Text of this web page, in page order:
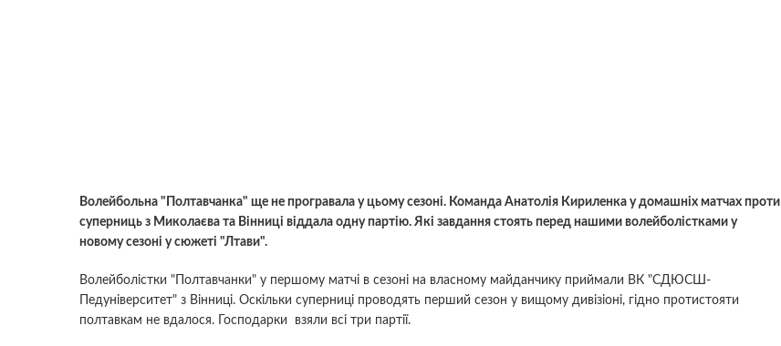
Волейбольна "Полтавчанка" ще не програвала у цьому сезоні. Команда Анатолія Кириленка у домашніх матчах проти
суперниць з Миколаєва та Вінниці віддала одну партію. Які завдання стоять перед нашими волейболістками у
новому сезоні у сюжеті "Лтави".
Волейболістки "Полтавчанки" у першому матчі в сезоні на власному майданчику приймали ВК "СДЮСШ-
Педуніверситет" з Вінниці. Оскільки суперниці проводять перший сезон у вищому дивізіоні, гідно протистояти
полтавкам не вдалося. Господарки взяли всі три партії.